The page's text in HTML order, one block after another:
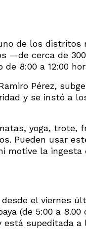
de los distritos
—de cerca de
de 8:00 a 12:00
Pérez,
y se instó a
yoga, trote,
Pueden usar
motive la ingesta
desde el viernes
(de 5:00 a
está supeditada